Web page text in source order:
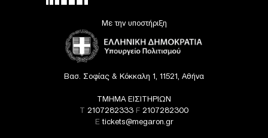
Με την υποστήριξη
Βασ. Σοφίας & Κόκκαλη 1, 11521, Αθήνα
ΤΜΗΜΑ ΕΙΣΙΤΗΡΙΩΝ
T 2107282333 F 2107282300
Etickets@megaron.gr